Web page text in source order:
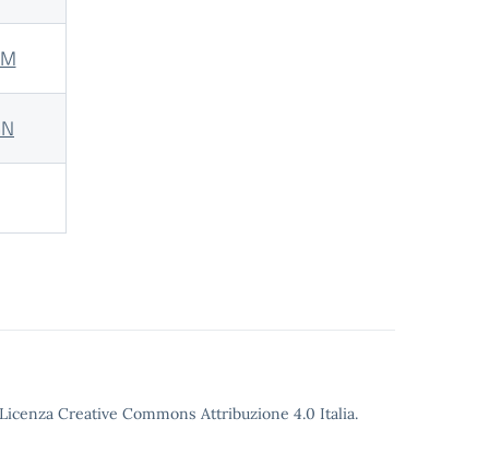
Creative Commons Attribuzione 4.0 Italia.